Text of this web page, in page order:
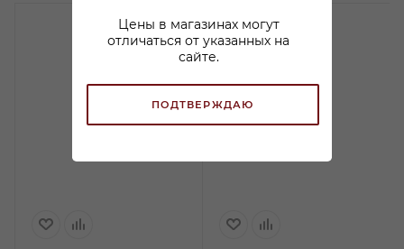
Цены в магазинах могут
отличаться от указанных на
сайте.
ПОДТВЕРЖДАЮ